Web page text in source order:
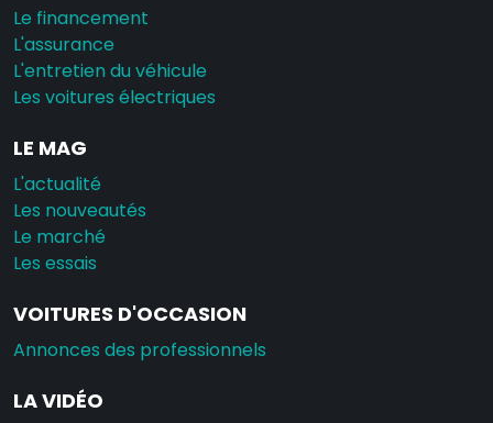
Le financement
L'assurance
L'entretien du véhicule
Les voitures électriques
LE MAG
L'actualité
Les nouveautés
Le marché
Les essais
VOITURES D'OCCASION
Annonces des professionnels
LA VIDÉO